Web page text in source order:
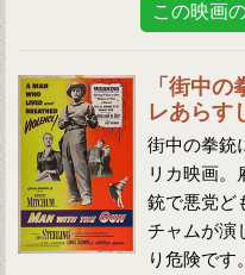
この映画
「街中
レあらす
街中の拳銃
リカ映画。
銃で悪党ど
チャムが演
り危険です